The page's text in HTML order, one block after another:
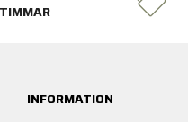
INFORMATION